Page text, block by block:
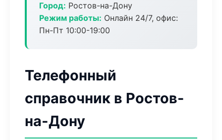
Город: Ростов-на-Дону
Режим работы: Онлайн 24/7, офис:
Пн-Пт 10:00-19:00
Телефонный
справочник в Ростов-
на-Дону